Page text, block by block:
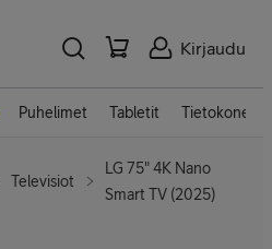
Kirjaudu
Puhelimet Tabletit Tietokoneet
Televisiot
LG 75" 4K Nano
Smart TV (2025)